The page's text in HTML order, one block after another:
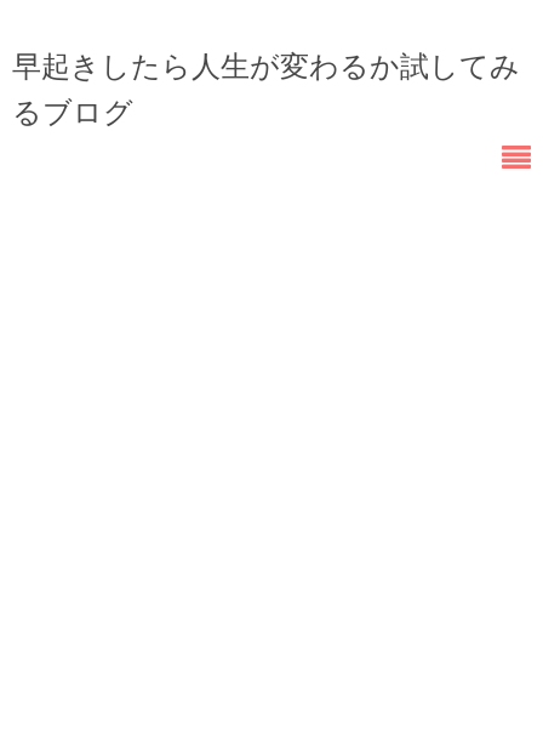
早起きしたら人生が変わるか試してみ
るブログ